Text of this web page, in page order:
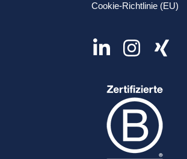
Cookie-Richtlinie (EU)